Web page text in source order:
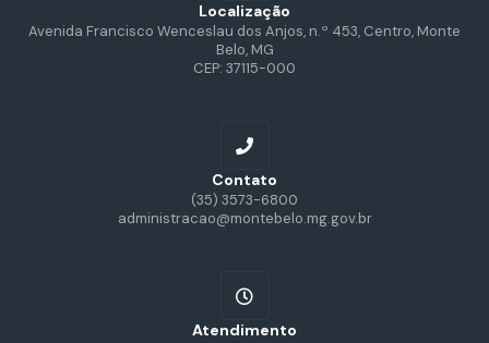
Localização
Avenida Francisco Wenceslau dos Anjos, n.º 453, Centro, Monte
Belo, MG
CEP: 37115-000
Contato
(35) 3573-6800
administracao@montebelo.mg.gov.br
Atendimento